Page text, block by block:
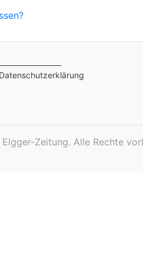
Datenschutzerklärung
Zeitung. Alle Rechte